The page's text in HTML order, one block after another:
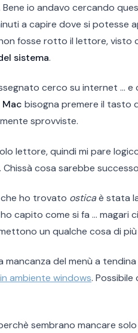
io andavo cercando
a capire dove si potesse
fosse rotto il lettore, visto
sistema.
cerco su internet ...
bisogna premere il tasto
sprovviste.
lettore, quindi mi pare
Chissà cosa sarebbe
ho trovato osticaè stata
capito come si fa ... magari
un qualche cosa di
mancanza del menù a
ambiente windows. Possibile
sembrano mancare